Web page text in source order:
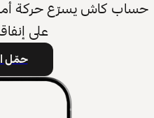
حساب كاش يسرّع حركة
على
حمّل